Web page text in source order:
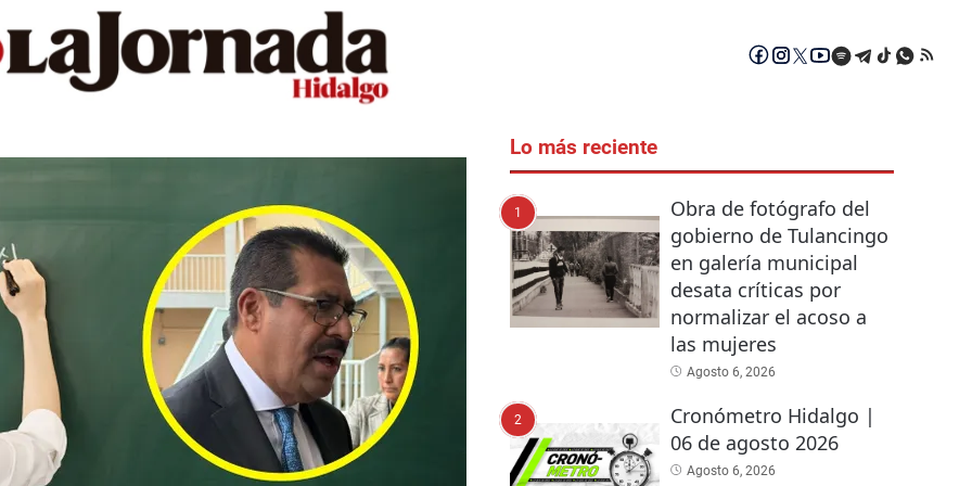
Lo más reciente
1
Obra de fotógrafo del
gobierno de Tulancingo
en galería municipal
desata críticas por
normalizar el acoso a
las mujeres
Agosto 6, 2026
2
Cronómetro Hidalgo |
06 de agosto 2026
Agosto 6, 2026